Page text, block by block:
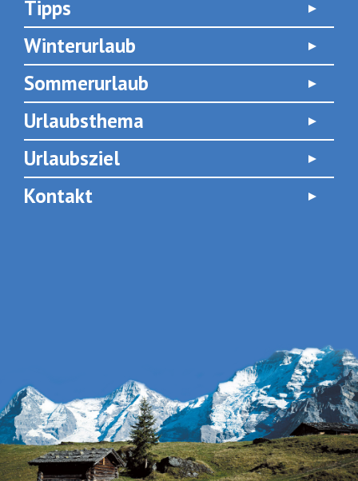
Tipps
Winterurlaub
Sommerurlaub
Urlaubsthema
Urlaubsziel
Kontakt